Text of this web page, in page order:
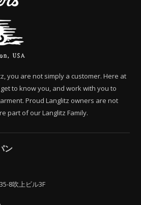
you are not simply a customer. Here at
to know you, and work with you to
Proud Langlitz owners are not
part of our Langlitz Family.
ン
8吹上ビル3F